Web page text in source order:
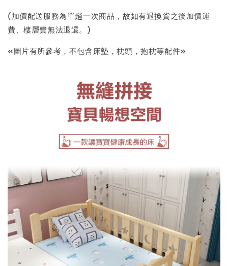
(加價配送服務為單趟一次商品，故如有退換貨之後加價運
費、樓層費無法退還。)
«圖片有所參考，不包含床墊，枕頭，抱枕等配件»